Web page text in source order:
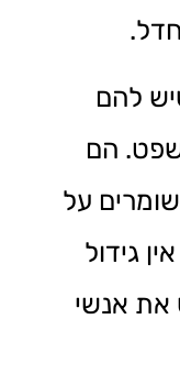
להם
הם
על
גידול
את אנשי